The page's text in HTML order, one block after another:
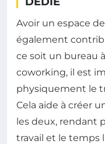
Avoir un espace
également
ce soit un bureau
coworking, il est
physiquement le
Cela aide à créer
les deux, rendant
travail et le temps